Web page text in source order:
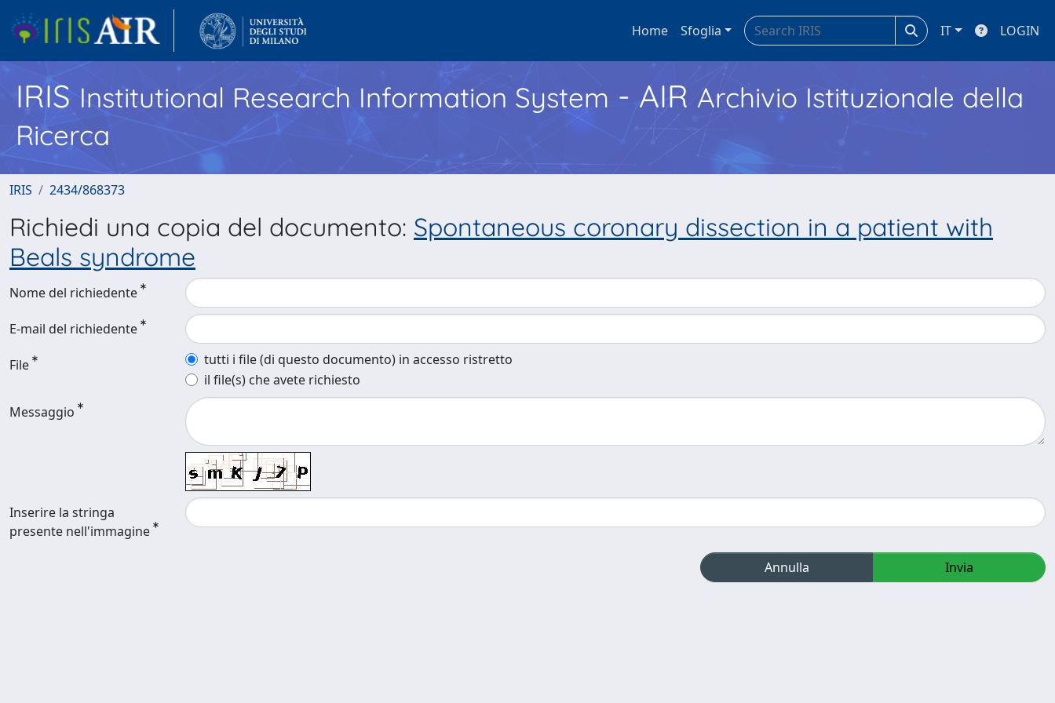
Home Sfoglia IT LOGIN
IRISInstitutional Research Information System - AIR Archivio Istituzionale della
Ricerca
IRIS 2434/868373
Richiedi una copia del documento: Spontaneous coronary dissection in a patient with
Beals syndrome
Nome del richiedente
E-mail del richiedente
File
tutti i file (di questo documento) in accesso ristretto
il file(s) che avete richiesto
Messaggio
Inserire la stringa
presente nell'immagine
Annulla Invia